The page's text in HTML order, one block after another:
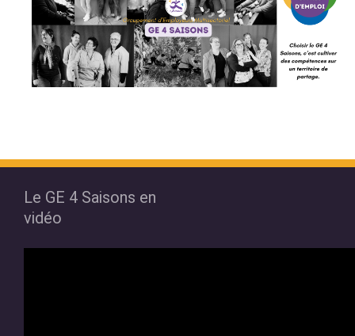
Le GE 4 Saisons en
vidéo